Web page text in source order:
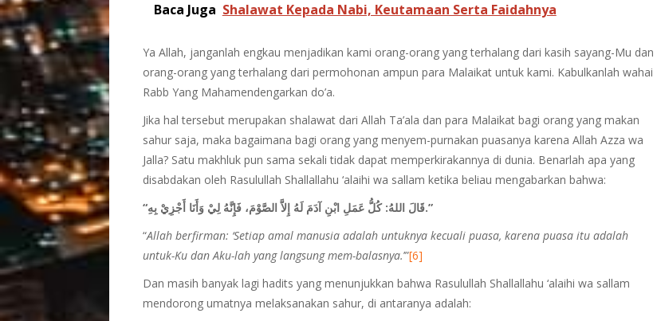
Baca Juga Shalawat Kepada Nabi, Keutamaan Serta Faidahnya
Ya Allah, janganlah engkau menjadikan kami orang-orang yang terhalang dari kasih sayang-Mu dan
orang-orang yang terhalang dari permohonan ampun para Malaikat untuk kami. Kabulkanlah wahai
Rabb Yang Mahamendengarkan do’a.
Jika hal tersebut merupakan shalawat dari Allah Ta’ala dan para Malaikat bagi orang yang makan
sahur saja, maka bagaimana bagi orang yang menyem-purnakan puasanya karena Allah Azza wa
Jalla? Satu makhluk pun sama sekali tidak dapat memperkirakannya di dunia. Benarlah apa yang
disabdakan oleh Rasulullah Shallallahu ‘alaihi wa sallam ketika beliau mengabarkan bahwa:
“قَالَ اللهُ: كُلُّ عَمَلِ ابْنِ آدَمَ لَهُ إِلاَّ الصَّوْمَ، فَإِنَّهُ لِيْ وَأَنَا أَجْزِيْ بِهِ.”
“Allah berfirman: ‘Setiap amal manusia adalah untuknya kecuali puasa, karena puasa itu adalah
untuk-Ku dan Aku-lah yang langsung mem-balasnya.’”[6]
Dan masih banyak lagi hadits yang menunjukkan bahwa Rasulullah Shallallahu ‘alaihi wa sallam
mendorong umatnya melaksanakan sahur, di antaranya adalah: